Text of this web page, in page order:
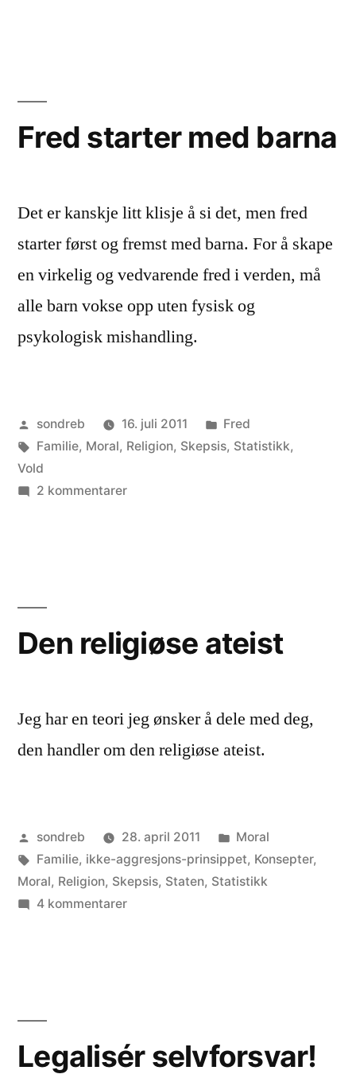
Fred starter med barna
Det er kanskje litt klisje å si det, men fred
starter først og fremst med barna. For å skape
en virkelig og vedvarende fred i verden, må
alle barn vokse opp uten fysisk og
psykologisk mishandling.
Publisert
av
sondreb 16. juli 2011
Publisert
i
Fred
Stikkord:
Familie, Moral, Religion, Skepsis, Statistikk,
Vold
2 kommentarertil
Den religiøse ateist
Jeg har en teori jeg ønsker å dele med deg,
den handler om den religiøse ateist.
Publisert
av
sondreb 28. april 2011
Publisert
i
Moral
Stikkord:
Familie, ikke-aggresjons-prinsippet, Konsepter,
Moral, Religion, Skepsis, Staten, Statistikk
4 kommentarertil
Legalisér selvforsvar!